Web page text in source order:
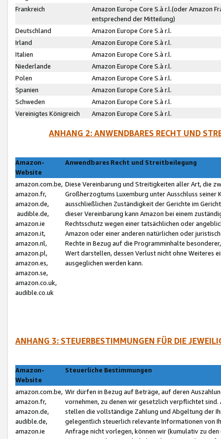
Frankreich
Amazon Europe Core S.à r.l.(oder Amazon
entsprechend der Mitteilung)
Deutschland
Amazon Europe Core S.à r.l.
Irland
Amazon Europe Core S.à r.l.
Italien
Amazon Europe Core S.à r.l.
Niederlande
Amazon Europe Core S.à r.l.
Polen
Amazon Europe Core S.à r.l.
Spanien
Amazon Europe Core S.à r.l.
Schweden
Amazon Europe Core S.à r.l.
Vereinigtes Königreich
Amazon Europe Core S.à r.l.
ANHANG 2: ANWENDBARES RECHT UND
Amazon-
Website
Anwendbares Recht und Streitbeilegung
amazon.com.be,
amazon.fr,
amazon.de,
audible.de,
amazon.ie
amazon.it,
amazon.nl,
amazon.pl,
amazon.es,
amazon.se,
amazon.co.uk,
audible.co.uk
Diese Vereinbarung und Streitigkeiten aller Art, die
Großherzogtums Luxemburg unter Ausschluss
ausschließlichen Zuständigkeit der Gerichte im
dieser Vereinbarung kann Amazon bei einem
Rechtsschutz wegen einer tatsächlichen oder
Amazon oder einer anderen natürlichen oder
Rechte in Bezug auf die Programminhalte
Wert darstellen, dessen Verlust nicht ohne Weiteres
ausgeglichen werden kann.
ANHANG 3: STEUERBESTIMMUNGEN FÜR DIE
Amazon-
Website
Steuerliche Bestimmungen
amazon.com.be,
amazon.fr,
amazon.de,
audible.de,
amazon.ie
Wir dürfen in Bezug auf Beträge, auf deren
vornehmen, zu denen wir gesetzlich verpflichtet
stellen die vollständige Zahlung und Abgeltung der
gelegentlich steuerlich relevante Informationen von
Anfrage nicht vorlegen, können wir (kumulativ zu